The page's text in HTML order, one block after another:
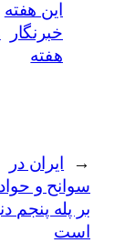
این هفته
خبرنگار
هفته
←
ایران در
سوانح و
بر پله پنجم
است